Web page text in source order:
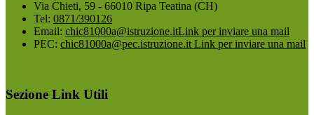
Via Chieti, 59 - 66010 Ripa Teatina (CH)
Tel: 0871/390126
Email: chic81000a@istruzione.itLink per inviare una mail
PEC: chic81000a@pec.istruzione.it Link per inviare una mail
Sezione Link Utili